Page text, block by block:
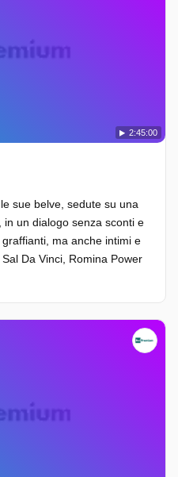
2:45:00
sue belve, sedute su una
un dialogo senza sconti e
ma anche intimi e
Da Vinci, Romina Power